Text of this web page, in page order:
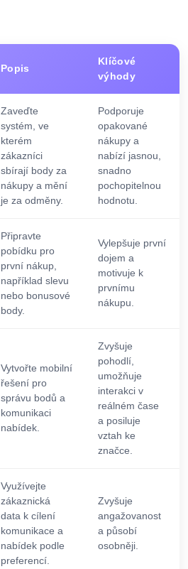
Popis
Klíčové
výhody
Zaveďte
systém, ve
kterém
zákazníci
sbírají body za
nákupy a mění
je za odměny.
Podporuje
opakované
nákupy a
nabízí jasnou,
snadno
pochopitelnou
hodnotu.
Připravte
pobídku pro
první nákup,
například slevu
nebo bonusové
body.
Vylepšuje první
dojem a
motivuje k
prvnímu
nákupu.
Vytvořte mobilní
řešení pro
správu bodů a
komunikaci
nabídek.
Zvyšuje
pohodlí,
umožňuje
interakci v
reálném čase
a posiluje
vztah ke
značce.
Využívejte
zákaznická
data k cílení
komunikace a
nabídek podle
preferencí.
Zvyšuje
angažovanost
a působí
osobněji.